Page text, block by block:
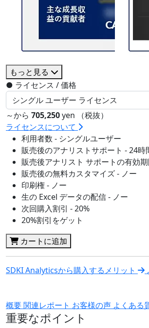
もっと見る
● ライセンス / 価格
～から 705,250yen （税抜）
ライセンスについて
利用者数 - シングルユーザー
販売後のアナリストサポート - 24時
販売後アナリスト サポートの有効
販売後の無料カスタマイズ - ノー
印刷権 - ノー
生の Excel データの配信 - ノー
次回購入割引 - 20%
20%割引をゲット
カートに追加
SDKI Analyticsから購入するメリット
概要関連レポート お客様の声 よくある
重要なポイント